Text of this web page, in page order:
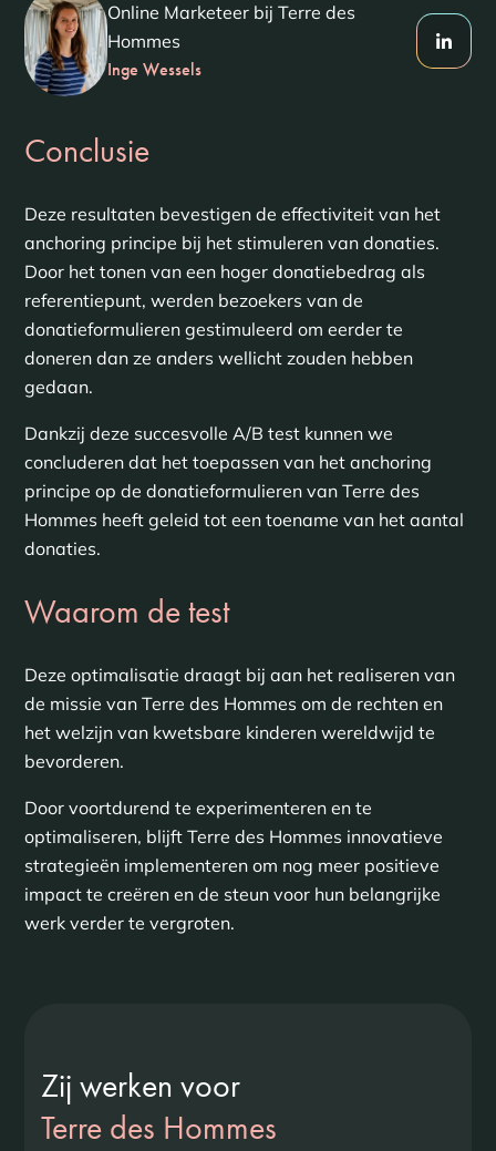
Online Marketeer bij Terre des
Hommes
Inge Wessels
Conclusie
Deze resultaten bevestigen de effectiviteit van het
anchoring principe bij het stimuleren van donaties.
Door het tonen van een hoger donatiebedrag als
referentiepunt, werden bezoekers van de
donatieformulieren gestimuleerd om eerder te
doneren dan ze anders wellicht zouden hebben
gedaan.
Dankzij deze succesvolle A/B test kunnen we
concluderen dat het toepassen van het anchoring
principe op de donatieformulieren van Terre des
Hommes heeft geleid tot een toename van het aantal
donaties.
Waarom de test
Deze optimalisatie draagt bij aan het realiseren van
de missie van Terre des Hommes om de rechten en
het welzijn van kwetsbare kinderen wereldwijd te
bevorderen.
Door voortdurend te experimenteren en te
optimaliseren, blijft Terre des Hommes innovatieve
strategieën implementeren om nog meer positieve
impact te creëren en de steun voor hun belangrijke
werk verder te vergroten.
Zij werken voor
Terre des Hommes